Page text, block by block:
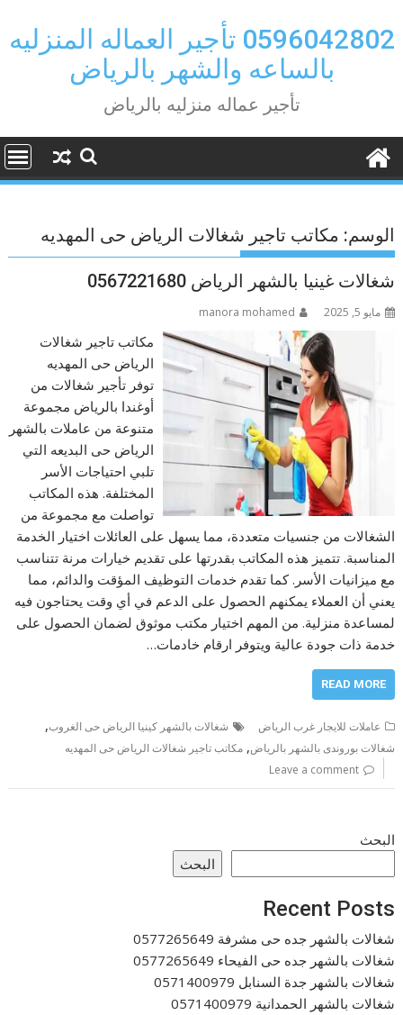
to
content
0596042802 تأجير العماله المنزليه
بالساعه والشهر بالرياض
تأجير عماله منزليه بالرياض
الوسم: مكاتب تاجير شغالات الرياض حى المهديه
شغالات غينيا بالشهر الرياض 0567221680
مايو 5, 2025 manora mohamed
مكاتب تاجير شغالات
الرياض حى المهديه
توفر تأجير شغالات من
أوغندا بالرياض مجموعة
متنوعة من عاملات بالشهر
الرياض حى البديعه التي
تلبي احتياجات الأسر
المختلفة. هذه المكاتب
تواصلت مع مجموعة من
الشغالات من جنسيات متعددة، مما يسهل على العائلات اختيار الخدمة
المناسبة. تتميز هذه المكاتب بقدرتها على تقديم خيارات مرنة تتناسب
مع ميزانيات الأسر. كما تقدم خدمات التوظيف المؤقت والدائم، مما
يعني أن العملاء يمكنهم الحصول على الدعم في أي وقت يحتاجون فيه
لمساعدة منزلية. من المهم اختيار مكتب موثوق لضمان الحصول على
خدمة ذات جودة عالية ويتوفر ارقام خادمات…
READ MORE
عاملات للايجار غرب الرياض شغالات بالشهر كينيا الرياض حى الغروب,
شغالات بوروندى بالشهر بالرياض,مكاتب تاجير شغالات الرياض حى المهديه
Leave a comment
البحث
البحث
Recent Posts
شغالات بالشهر جده حى مشرفة 0577265649
شغالات بالشهر جده حى الفيحاء 0577265649
شغالات بالشهر جدة السنابل 0571400979
شغالات بالشهر الحمدانية 0571400979